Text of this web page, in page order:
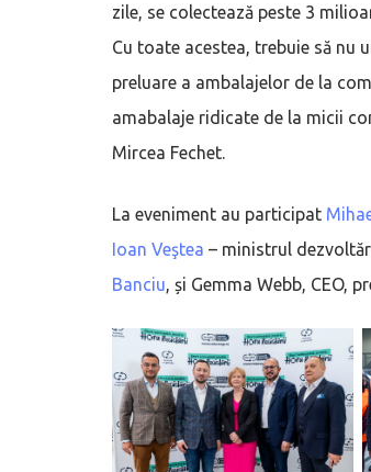
zile, se colectează peste 3
Cu toate acestea, trebuie să nu
preluare a ambalajelor de la
amabalaje ridicate de la micii
Mircea Fechet.
La eveniment au participat
Ioan Veştea – ministrul
Banciu, și Gemma Webb, CEO,